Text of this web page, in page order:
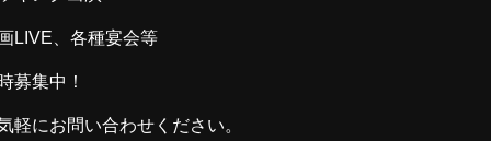
LIVE、各種宴会等
募集中！
軽にお問い合わせください。